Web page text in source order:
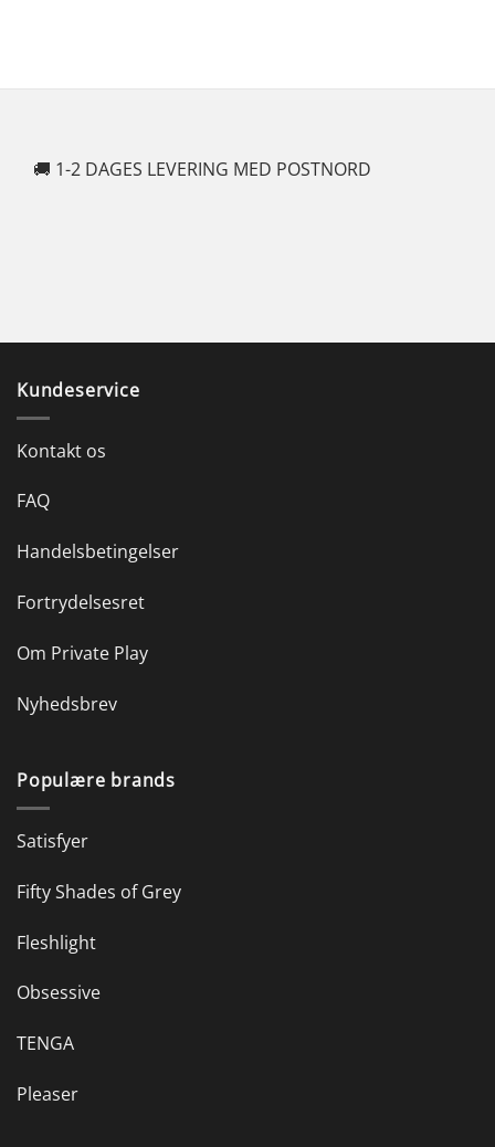
🚚 1-2 DAGES LEVERING MED POSTNORD
Kundeservice
Kontakt os
FAQ
Handelsbetingelser
Fortrydelsesret
Om Private Play
Nyhedsbrev
Populære brands
Satisfyer
Fifty Shades of Grey
Fleshlight
Obsessive
TENGA
Pleaser